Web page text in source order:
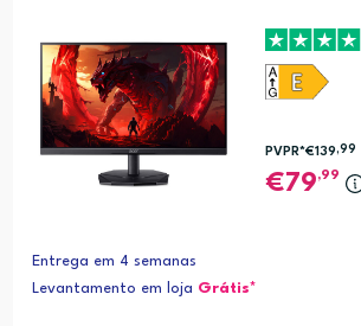
PVPR*€139 ,99
79,99
Entrega em 4 semanas
Levantamento em loja Grátis*